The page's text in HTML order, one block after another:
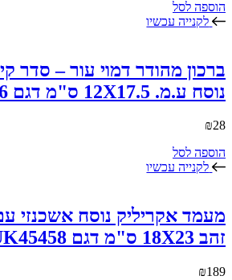
הוספה לסל
לקנייה עכשיו
ברכון מהודר דמוי עור – סדר
נוסח ע.מ. 12X17.5 ס"מ דגם UK81876
₪28
הוספה לסל
לקנייה עכשיו
זהב 18X23 ס"מ דגם UK45458
₪189